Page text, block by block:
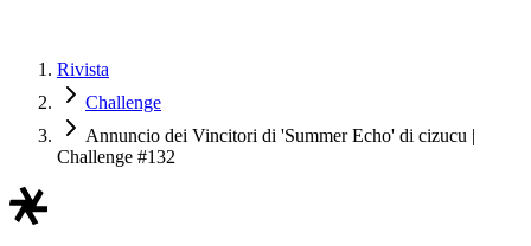
Rivista
Challenge
Annuncio dei Vincitori di 'Summer Echo' di cizucu |
Challenge #132